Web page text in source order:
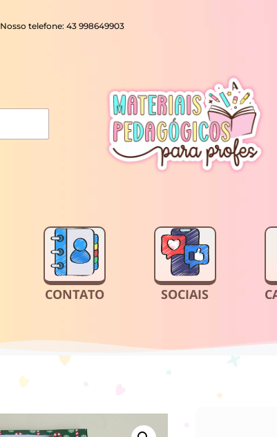
Nosso telefone: 43 998649903
CONTATO SOCIAIS